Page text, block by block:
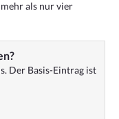
als nur vier
Der Basis-Eintrag ist